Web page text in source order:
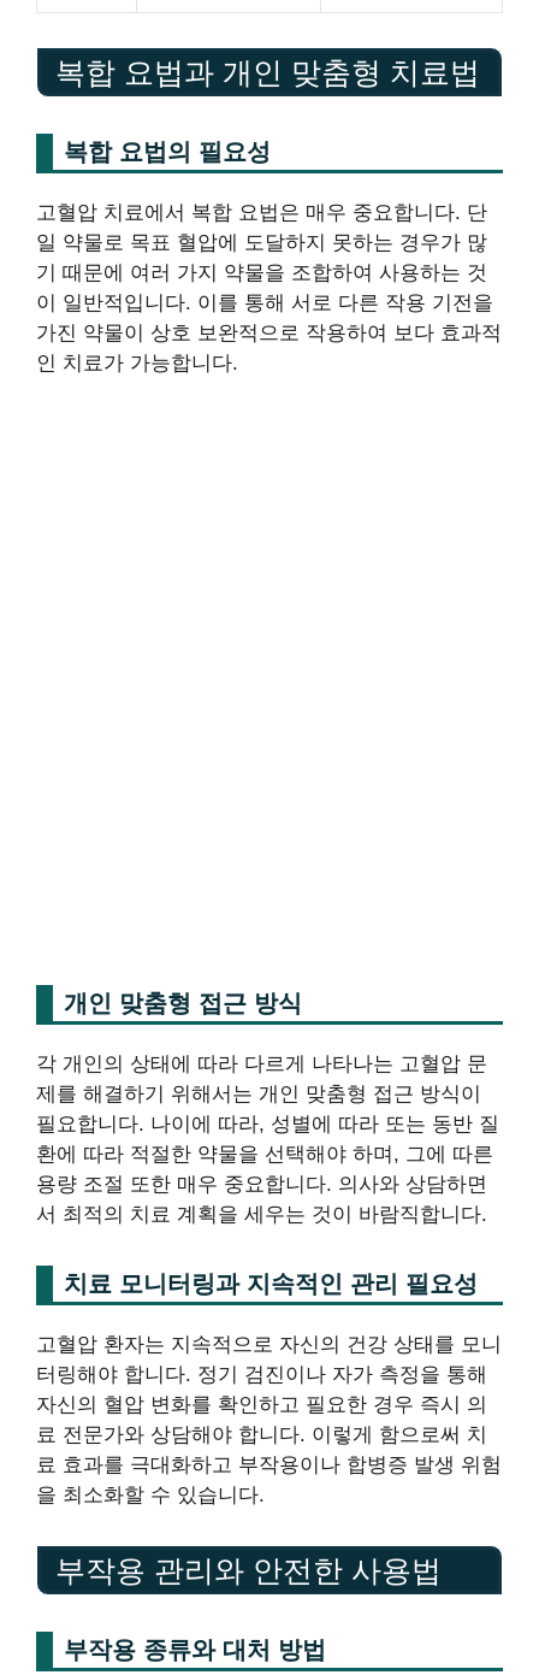
복합 요법과 개인 맞춤형 치료법
복합 요법의 필요성
고혈압 치료에서 복합 요법은 매우 중요합니다. 단
일 약물로 목표 혈압에 도달하지 못하는 경우가 많
기 때문에 여러 가지 약물을 조합하여 사용하는 것
이 일반적입니다. 이를 통해 서로 다른 작용 기전을
가진 약물이 상호 보완적으로 작용하여 보다 효과적
인 치료가 가능합니다.
개인 맞춤형 접근 방식
각 개인의 상태에 따라 다르게 나타나는 고혈압 문
제를 해결하기 위해서는 개인 맞춤형 접근 방식이
필요합니다. 나이에 따라, 성별에 따라 또는 동반 질
환에 따라 적절한 약물을 선택해야 하며, 그에 따른
용량 조절 또한 매우 중요합니다. 의사와 상담하면
서 최적의 치료 계획을 세우는 것이 바람직합니다.
치료 모니터링과 지속적인 관리 필요성
고혈압 환자는 지속적으로 자신의 건강 상태를 모니
터링해야 합니다. 정기 검진이나 자가 측정을 통해
자신의 혈압 변화를 확인하고 필요한 경우 즉시 의
료 전문가와 상담해야 합니다. 이렇게 함으로써 치
료 효과를 극대화하고 부작용이나 합병증 발생 위험
을 최소화할 수 있습니다.
부작용 관리와 안전한 사용법
부작용 종류와 대처 방법